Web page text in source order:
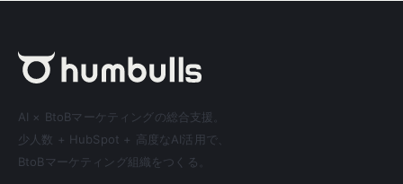
AI × BtoBマーケティングの総合支援。
少人数 + HubSpot + 高度なAI活用で、
BtoBマーケティング組織をつくる。